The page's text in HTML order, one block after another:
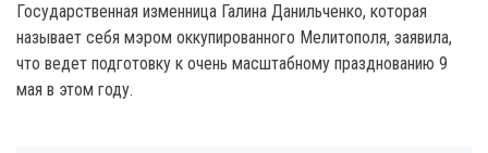
Государственная изменница Галина Данильченко, которая
называет себя мэром оккупированного Мелитополя, заявила,
что ведет подготовку к очень масштабному празднованию 9
мая в этом году.